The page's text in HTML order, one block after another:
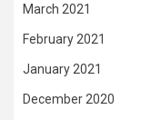
March 2021
February 2021
January 2021
December 2020